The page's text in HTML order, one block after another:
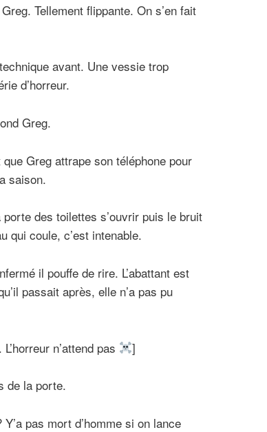
Tellement flippante. On s’en fait
avant. Une vessie trop
d’horreur.
Greg.
Greg attrape son téléphone pour
saison.
des toilettes s’ouvrir puis le bruit
qui coule, c’est intenable.
il pouffe de rire. L’abattant est
passait après, elle n’a pas pu
n’attend pas ]
de la porte.
pas mort d’homme si on lance